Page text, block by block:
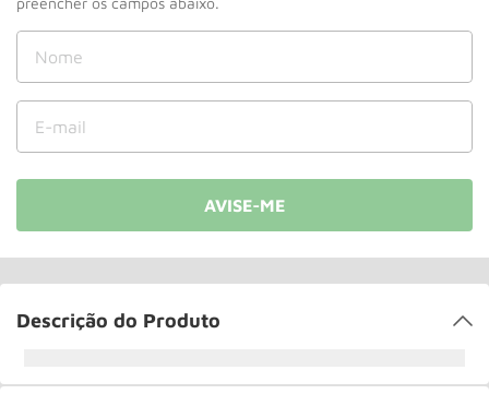
Descrição do Produto
10 º Roda